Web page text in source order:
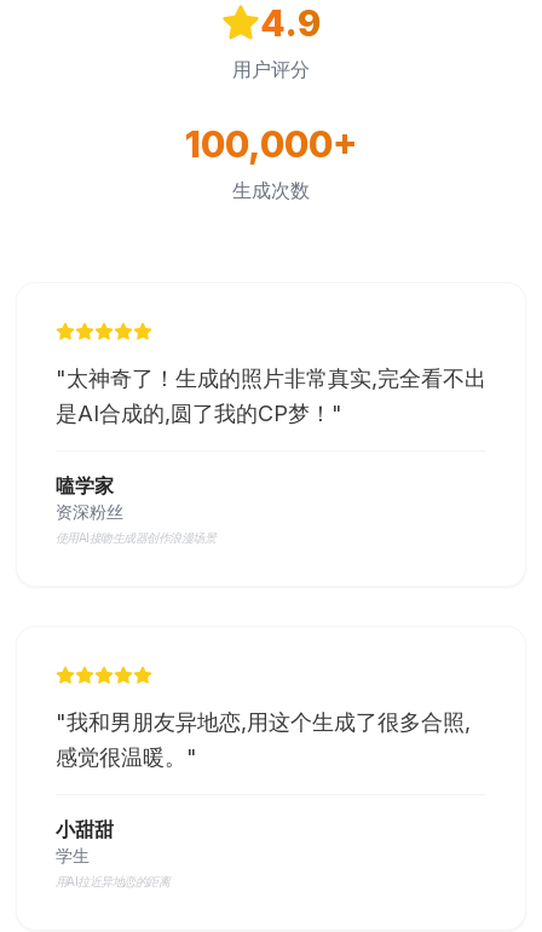
4.9
用户评分
100,000+
生成次数
"太神奇了！生成的照片非常真实,完全看不出
是AI合成的,圆了我的CP梦！ "
嗑学家
资深粉丝
使用AI接吻生成器创作浪漫场景
"我和男朋友异地恋,用这个生成了很多合照,
感觉很温暖。
"
小甜甜
学生
用AI拉近异地恋的距离